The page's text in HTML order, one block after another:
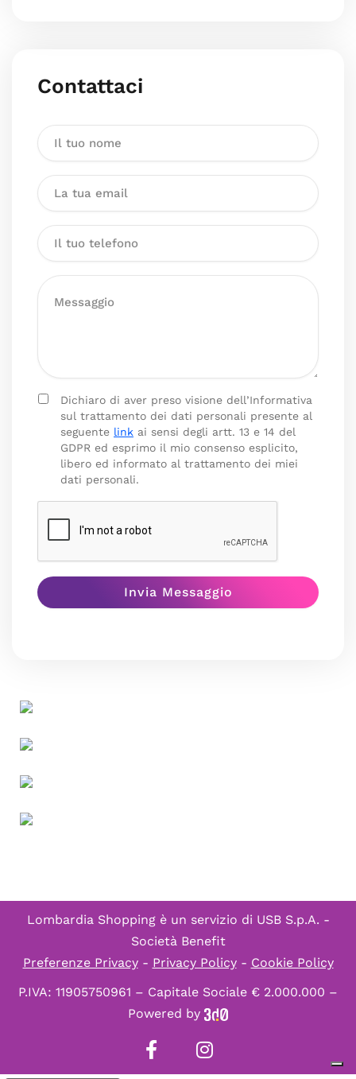
Contattaci
Dichiaro di aver preso visione dell’Informativa
sul trattamento dei dati personali presente al
seguente link ai sensi degli artt. 13 e 14 del
GDPR ed esprimo il mio consenso esplicito,
libero ed informato al trattamento dei miei
dati personali.
Lombardia Shopping è un servizio di USB S.p.A. -
Società Benefit
Preferenze Privacy- Privacy Policy- Cookie Policy
P.IVA: 11905750961 – Capitale Sociale € 2.000.000 –
Powered by